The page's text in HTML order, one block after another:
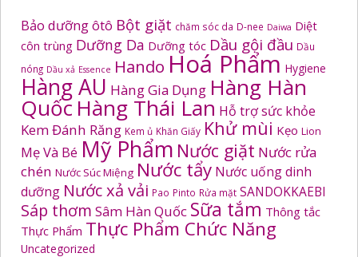
Bảo dưỡng ôtô Bột giặt chăm sóc da D-nee Daiwa Diệt
côn trùng Dưỡng Da Dưỡng tóc Dầu gội đầu Dầu
nóng Dầu xả Essence Hando Hoá Phẩm Hygiene
Hàng AU Hàng Gia Dụng Hàng Hàn
Quốc Hàng Thái Lan Hỗ trợ sức khỏe
Kem Đánh Răng Kem ủ Khăn Giấy Khử mùi Kẹo Lion
Mẹ Và Bé Mỹ Phẩm Nước giặt Nước rửa
chén Nước Súc Miệng Nước tẩy Nước uống dinh
dưỡng Nước xả vải Pao Pinto Rửa mặt SANDOKKAEBI
Sáp thơm Sâm Hàn Quốc Sữa tắm Thông tắc
Thực Phẩm Thực Phẩm Chức Năng
Uncategorized